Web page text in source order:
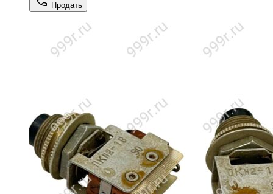
Продать